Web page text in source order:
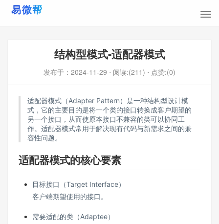
结构型模式-适配器模式
发布于： 2024-11-29 ⋅ 阅读:(211) ⋅ 点赞:(0)
适配器模式（Adapter Pattern）是一种结构型设计模
式，它的主要目的是将一个类的接口转换成客户期望的
另一个接口，从而使原本接口不兼容的类可以协同工
作。适配器模式常用于解决现有代码与新需求之间的兼
容性问题。
适配器模式的核心要素
目标接口（Target Interface）
客户端期望使用的接口。
需要适配的类（Adaptee）